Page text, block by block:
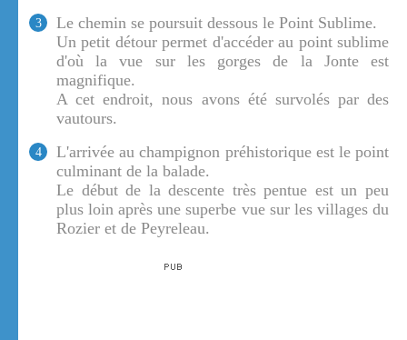
3
Le chemin se poursuit dessous le Point Sublime.
Un petit détour permet d'accéder au point sublime
d'où la vue sur les gorges de la Jonte est
magnifique.
A cet endroit, nous avons été survolés par des
vautours.
4
L'arrivée au champignon préhistorique est le point
culminant de la balade.
Le début de la descente très pentue est un peu
plus loin après une superbe vue sur les villages du
Rozier et de Peyreleau.